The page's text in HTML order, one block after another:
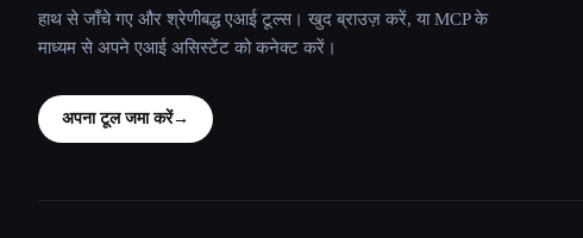
हाथ से जाँचे गए और श्रेणीबद्ध एआई टूल्स। खुद ब्राउज़ करें, या MCP के
माध्यम से अपने एआई असिस्टेंट को कनेक्ट करें।
अपना टूल जमा करें→